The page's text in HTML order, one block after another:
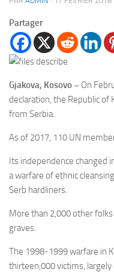
Partager
Gjakova, Kosovo – On
declaration, the Republic of
from Serbia.
As of 2017, 110 UN
Its independence changed
a warfare of ethnic
Serb hardliners.
More than 2,000 other
graves.
The 1998-1999 warfare in
thirteen,000 victims, largely